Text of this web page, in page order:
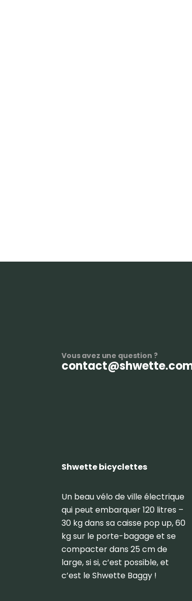
Vous avez une question ?
Shwette bicyclettes
Un beau vélo de ville électrique
qui peut embarquer 120 litres –
30 kg dans sa caisse pop up, 60
kg sur le porte-bagage et se
compacter dans 25 cm de
large, si si, c’est possible, et
c’est le Shwette Baggy !